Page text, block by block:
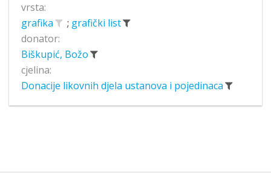
vrsta:
grafika
; grafički list
donator:
Biškupić, Božo
cjelina:
Donacije likovnih djela ustanova i pojedinaca